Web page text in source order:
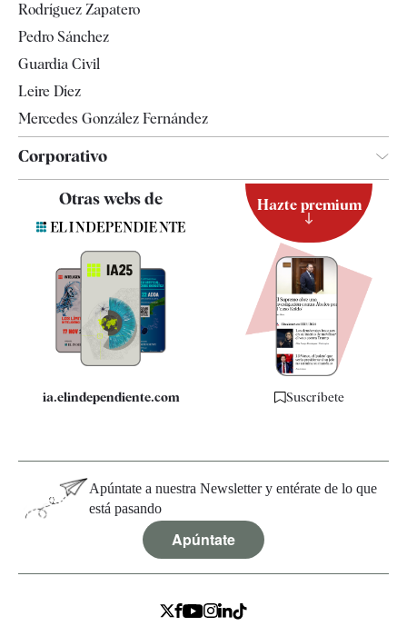
Televisión
Rodríguez Zapatero
Pedro Sánchez
Guardia Civil
Leire Díez
Mercedes González Fernández
Corporativo
Contacto
Quiénes somos
Especificaciones
Otras webs de
ia.elindependiente.com
Hazte premium
Suscríbete
Apúntate a nuestra Newsletter y entérate de lo que
está pasando
Apúntate